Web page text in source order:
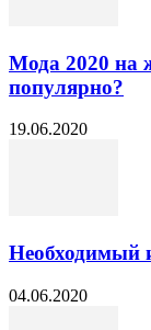
Мода 2020 на
популярно?
19.06.2020
Необходимый
04.06.2020